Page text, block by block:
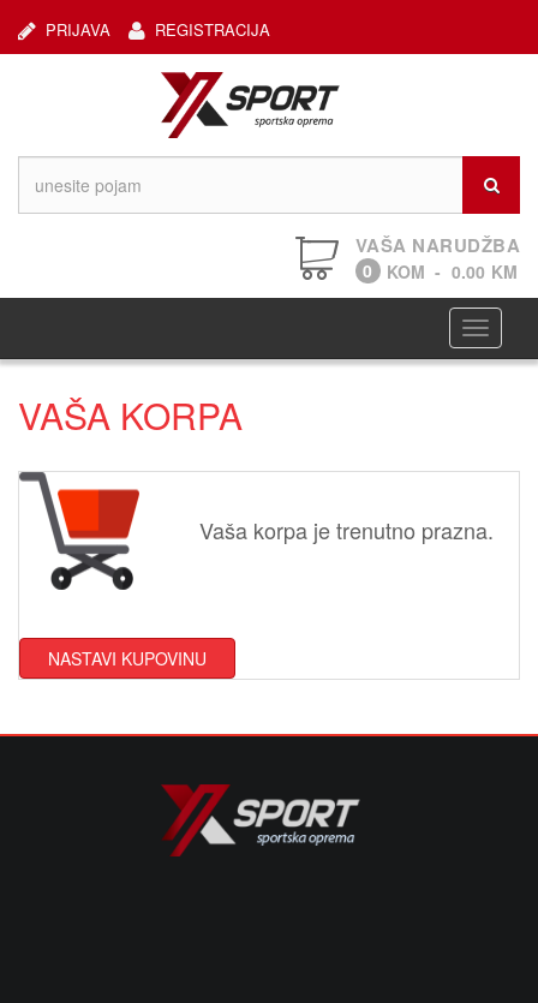
REGISTRACIJA
PRIJAVA
VAŠA NARUDŽBA
0 KOM - 0.00 KM
VAŠA KORPA
Vaša korpa je trenutno prazna.
NASTAVI KUPOVINU